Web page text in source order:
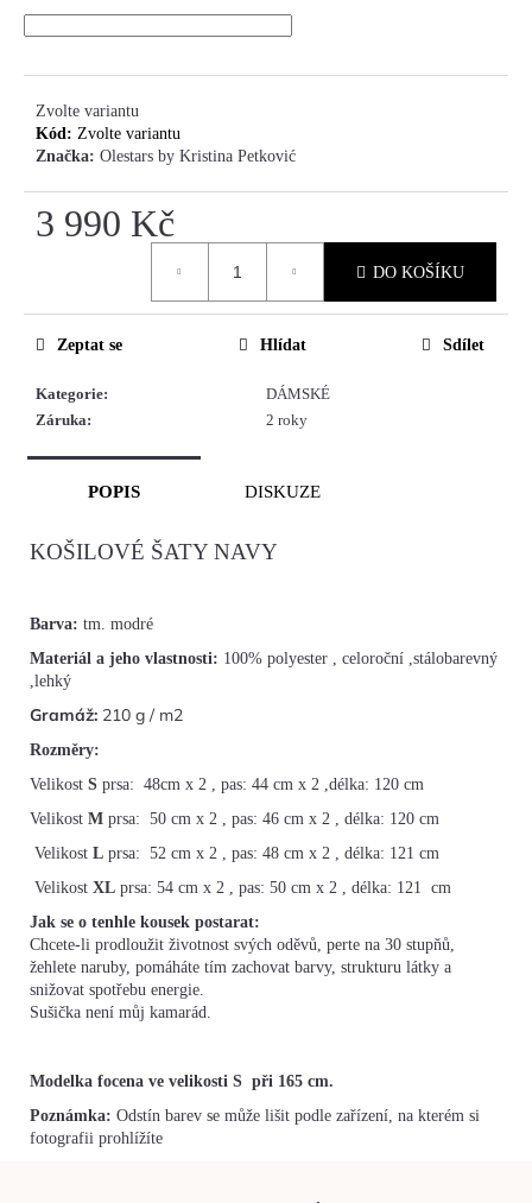
Zvolte variantu
Kód: Zvolte variantu
Značka: Olestars by Kristina Petković
3 990 Kč
DO KOŠÍKU
Kategorie:
DÁMSKÉ
Záruka: 2 roky
Zeptat se Hlídat Sdílet
POPIS DISKUZE
KOŠILOVÉ ŠATY NAVY
Barva: tm. modré
Materiál a jeho vlastnosti: 100% polyester , celoroční ,stálobarevný
,lehký
Gramáž: 210 g / m2
Rozměry:
Velikost S prsa: 48cm x 2 , pas: 44 cm x 2 ,délka: 120 cm
Velikost M prsa: 50 cm x 2 , pas: 46 cm x 2 , délka: 120 cm
Velikost L prsa: 52 cm x 2 , pas: 48 cm x 2 , délka: 121 cm
Velikost XL prsa: 54 cm x 2 , pas: 50 cm x 2 , délka: 121 cm
Jak se o tenhle kousek postarat:
Chcete-li prodloužit životnost svých oděvů, perte na 30 stupňů,
žehlete naruby, pomáháte tím zachovat barvy, strukturu látky a
snižovat spotřebu energie.
Sušička není můj kamarád.
Modelka focena ve velikosti S při 165 cm.
Poznámka: Odstín barev se může lišit podle zařízení, na kterém si
fotografii prohlížíte
M